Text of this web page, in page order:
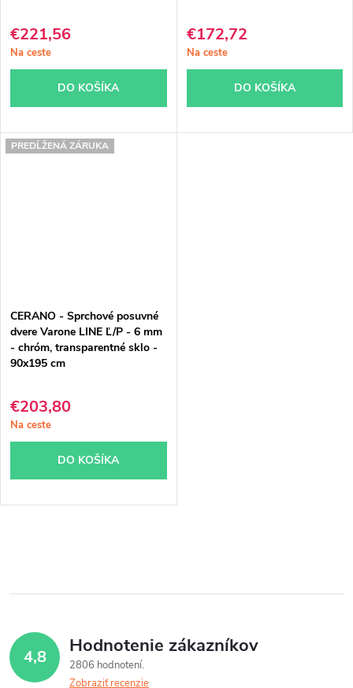
€221,56
Na ceste
DO KOŠÍKA
€172,72
Na ceste
DO KOŠÍKA
PREDĹŽENÁ ZÁRUKA
CERANO - Sprchové posuvné
dvere Varone LINE Ľ/P - 6 mm
- chróm, transparentné sklo -
90x195 cm
€203,80
Na ceste
DO KOŠÍKA
á
d 4,8 Hodnotenie zákazníkov
2806 hodnotení
Zobraziť recenzie